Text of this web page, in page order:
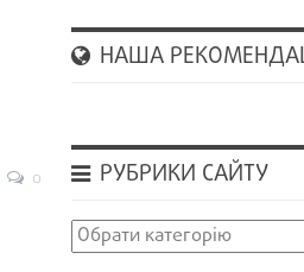
0
НАША
РУБРИКИ САЙТУ
Рубрики